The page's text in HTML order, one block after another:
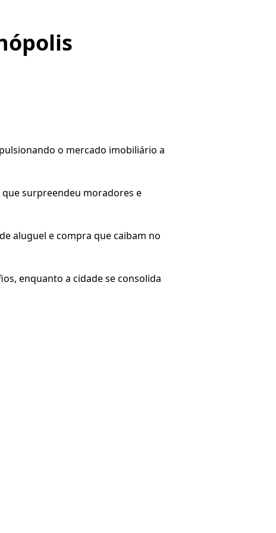
o mercado imobiliário a
surpreendeu moradores e
aluguel e compra que caibam no
enquanto a cidade se consolida